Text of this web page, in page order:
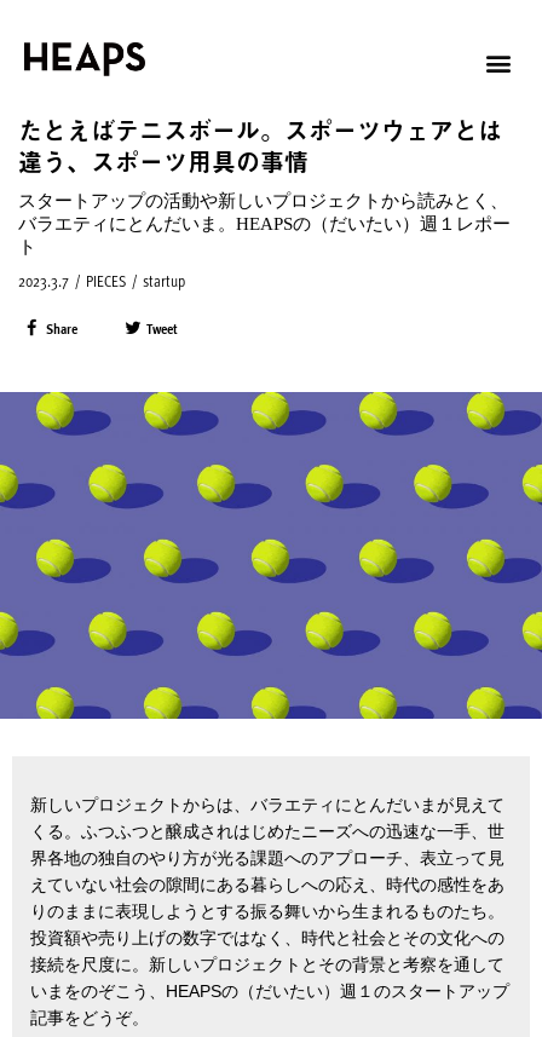
たとえばテニスボール。スポーツウェアとは
違う、スポーツ用具の事情
スタートアップの活動や新しいプロジェクトから読みとく、
バラエティにとんだいま。HEAPSの（だいたい）週１レポー
ト
2023.3.7 / PIECES / startup
Share Tweet
新しいプロジェクトからは、バラエティにとんだいまが見えて
くる。ふつふつと醸成されはじめたニーズへの迅速な一手、世
界各地の独自のやり方が光る課題へのアプローチ、表立って見
えていない社会の隙間にある暮らしへの応え、時代の感性をあ
りのままに表現しようとする振る舞いから生まれるものたち。
投資額や売り上げの数字ではなく、時代と社会とその文化への
接続を尺度に。新しいプロジェクトとその背景と考察を通して
いまをのぞこう、HEAPSの（だいたい）週１のスタートアップ
記事をどうぞ。